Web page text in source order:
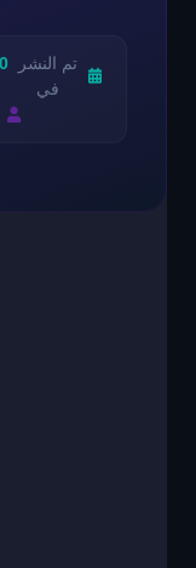
تم النشر
في